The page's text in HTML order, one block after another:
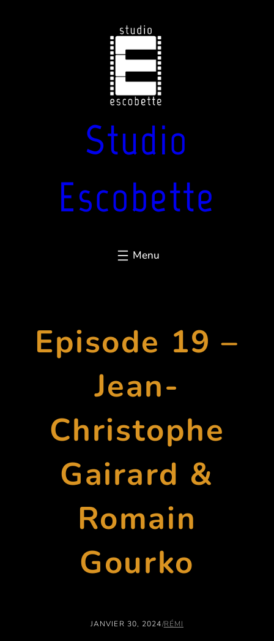
Studio
Escobette
Episode 19 –
Jean-
Christophe
Gairard &
Romain
Gourko
JANVIER 30, 2024/RÉMI